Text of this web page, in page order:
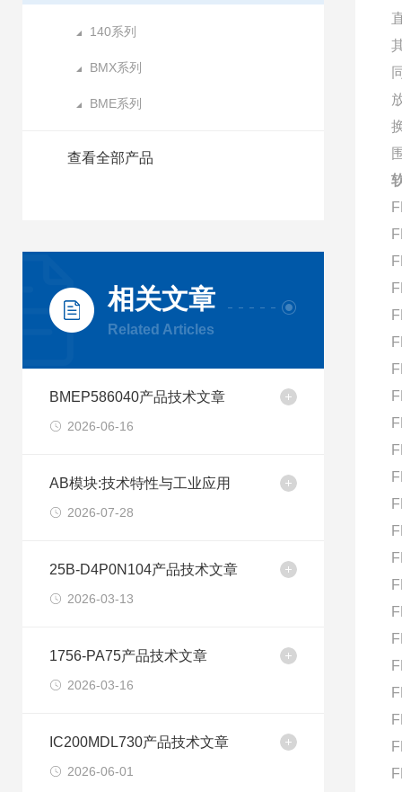
140系列
BMX系列
BME系列
查看全部产品
相关文章
Related Articles
BMEP586040产品技术文章
2026-06-16
AB模块:技术特性与工业应用
2026-07-28
25B-D4P0N104产品技术文章
2026-03-13
1756-PA75产品技术文章
2026-03-16
IC200MDL730产品技术文章
2026-06-01